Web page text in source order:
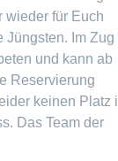
wieder für Euch
Jüngsten. Im Zug
und kann ab
Reservierung
keinen Platz
Das Team der